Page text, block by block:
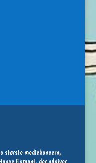
største mediekoncern,